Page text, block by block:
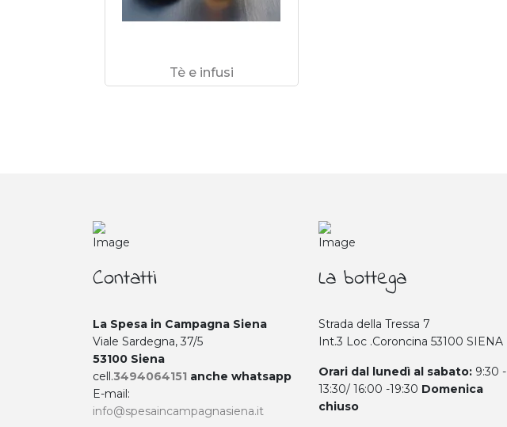
Tè e infusi
Contatti
La Spesa in Campagna Siena
Viale Sardegna, 37/5
53100 Siena
cell.3494064151 anche whatsapp
E-mail:
info@spesaincampagnasiena.it
La bottega
Strada della Tressa 7
Int.3 Loc .Coroncina 53100 SIENA
Orari dal lunedì al sabato: 9:30 -
13:30/ 16:00 -19:30 Domenica
chiuso